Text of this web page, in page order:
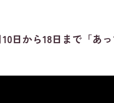
日から18日まで「あ